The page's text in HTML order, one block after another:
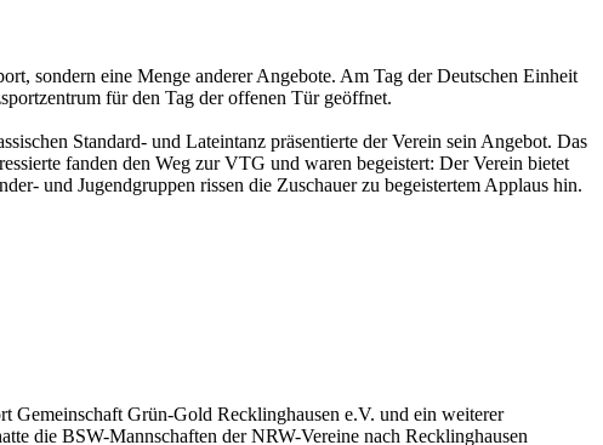
sondern eine Menge anderer Angebote. Am Tag der Deutschen Einheit
für den Tag der offenen Tür geöffnet.
Standard- und Lateintanz präsentierte der Verein sein Angebot. Das
fanden den Weg zur VTG und waren begeistert: Der Verein bietet
und Jugendgruppen rissen die Zuschauer zu begeistertem Applaus hin.
Gemeinschaft Grün-Gold Recklinghausen e.V. und ein weiterer
die BSW-Mannschaften der NRW-Vereine nach Recklinghausen